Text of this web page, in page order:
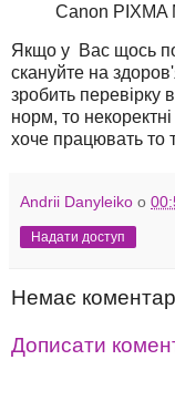
Canon PIXMA
Якщо у Вас щось
скануйте на
зробить перевірку
норм, то
хоче працювать то
Andrii Danyleiko о
Надати доступ
Немає
Дописати